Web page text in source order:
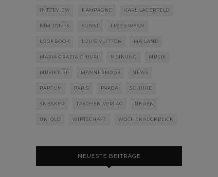
INTERVIEW KAMPAGNE KARL LAGERFELD
KIM JONES KUNST LIVE STREAM
LOOKBOOK LOUIS VUITTON MAILAND
MARIA GRAZIA CHIURI MEINUNG MUSIK
MUSIKTIPP MÄNNERMODE NEWS
PARFUM PARIS PRADA SCHUHE
SNEAKER TASCHEN VERLAG UHREN
UNIQLO WIRTSCHAFT WOCHENRÜCKBLICK
NEUESTE BEITRÄGE